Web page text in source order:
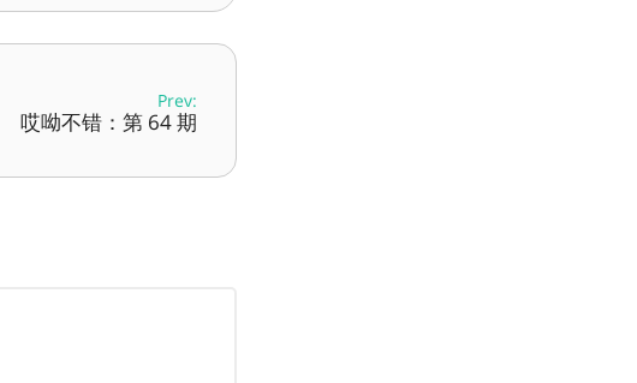
Prev:
哎呦不错：第 64 期